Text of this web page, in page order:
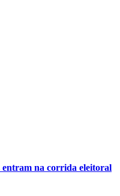
entram na corrida eleitoral